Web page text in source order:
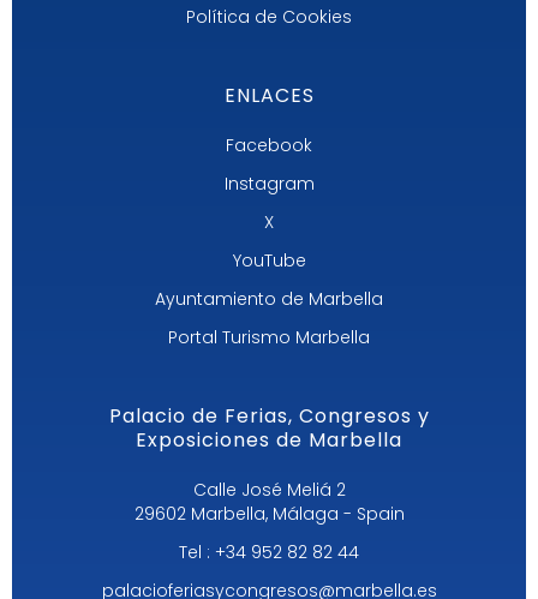
Política de Cookies
ENLACES
Facebook
Instagram
X
YouTube
Ayuntamiento de Marbella
Portal Turismo Marbella
Palacio de Ferias, Congresos y
Exposiciones de Marbella
Calle José Meliá 2
29602 Marbella, Málaga - Spain
Tel : +34 952 82 82 44
palacioferiasycongresos@marbella.es